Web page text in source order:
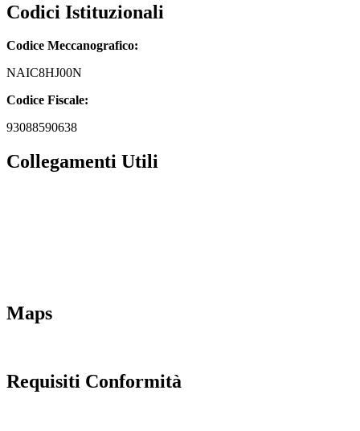
Codici Istituzionali
Codice Meccanografico:
NAIC8HJ00N
Codice Fiscale:
93088590638
Collegamenti Utili
Maps
Requisiti Conformità